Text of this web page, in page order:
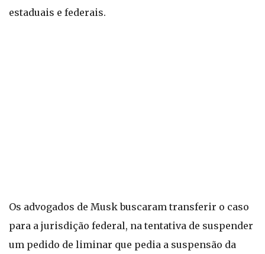
estaduais e federais.
Os advogados de Musk buscaram transferir o caso
para a jurisdição federal, na tentativa de suspender
um pedido de liminar que pedia a suspensão da